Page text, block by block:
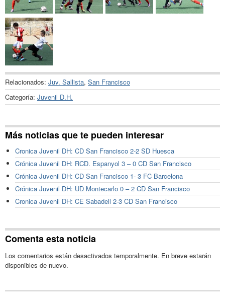
Relacionados: Juv. Sallista, San Francisco
Categoría: Juvenil D.H.
Más noticias que te pueden interesar
Cronica Juvenil DH: CD San Francisco 2-2 SD Huesca
Crónica Juvenil DH: RCD. Espanyol 3 – 0 CD San Francisco
Crónica Juvenil DH: CD San Francisco 1- 3 FC Barcelona
Crónica Juvenil DH: UD Montecarlo 0 – 2 CD San Francisco
Cronica Juvenil DH: CE Sabadell 2-3 CD San Francisco
Comenta esta noticia
Los comentarios están desactivados temporalmente. En breve estarán
disponibles de nuevo.